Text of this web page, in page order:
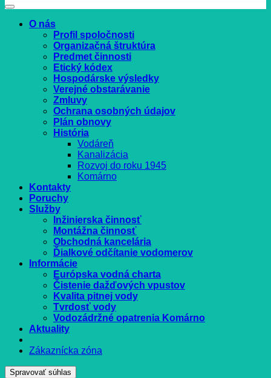
O nás
Profil spoločnosti
Organizačná štruktúra
Predmet činnosti
Etický kódex
Hospodárske výsledky
Verejné obstarávanie
Zmluvy
Ochrana osobných údajov
Plán obnovy
História
Vodáreň
Kanalizácia
Rozvoj do roku 1945
Komárno
Kontakty
Poruchy
Služby
Inžinierska činnosť
Montážna činnosť
Obchodná kancelária
Ďialkové odčítanie vodomerov
Informácie
Európska vodná charta
Čistenie dažďových vpustov
Kvalita pitnej vody
Tvrdosť vody
Vodozádržné opatrenia Komárno
Aktuality
Zákaznícka zóna
Spravovať súhlas